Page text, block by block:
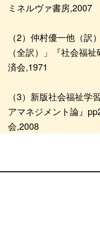
ミネルヴァ書房,2007
（2）仲村優一他（訳
（全訳）」『社会福
済会,1971
（3）新版社会福祉学
アマネジメント論』
会,2008